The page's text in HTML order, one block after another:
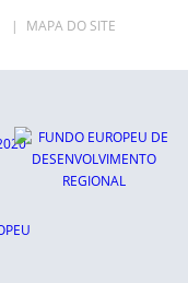
| MAPA DO SITE